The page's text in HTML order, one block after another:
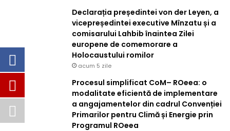
Declarația președintei von der Leyen, a
vicepreședintei executive Mînzatu și a
comisarului Lahbib înaintea Zilei
europene de comemorare a
Holocaustului romilor
acum 5 zile
Procesul simplificat CoM– ROeea: o
modalitate eficientă de implementare
a angajamentelor din cadrul Convenției
Primarilor pentru Climă și Energie prin
Programul ROeea